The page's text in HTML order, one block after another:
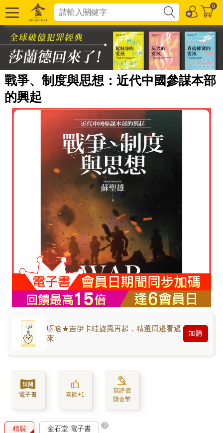
0
戰爭、制度與思想：近代中國參謀本部
的興起
呀哈★吉伊卡哇旋風再起，精選周邊看過
來
加購
電子書 喜歡+1
寫評價
賺金幣
精裝 金石堂 電子書 ?